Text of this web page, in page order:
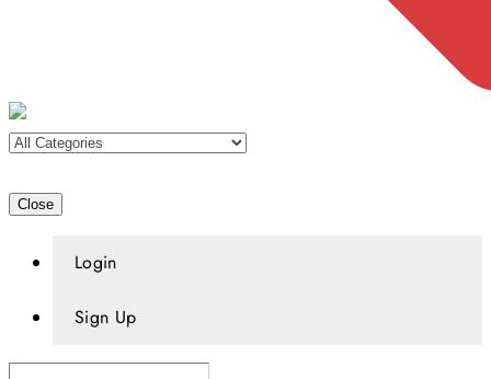
Close
Login
Sign Up